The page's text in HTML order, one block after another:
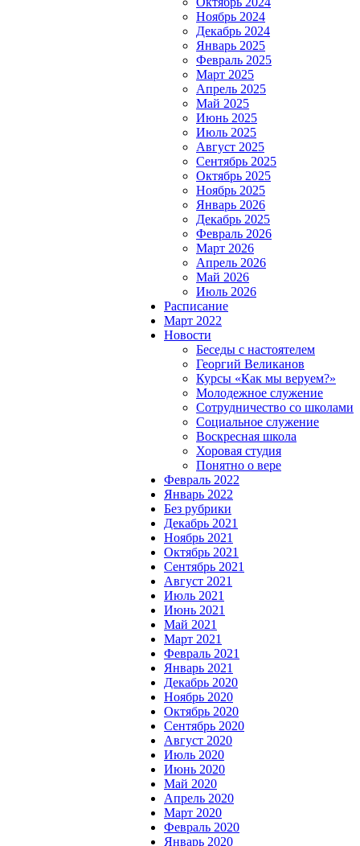
Ноябрь 2024
Декабрь 2024
Январь 2025
Февраль 2025
Март 2025
Апрель 2025
Май 2025
Июнь 2025
Июль 2025
Август 2025
Сентябрь 2025
Октябрь 2025
Ноябрь 2025
Январь 2026
Декабрь 2025
Февраль 2026
Март 2026
Апрель 2026
Май 2026
Июль 2026
Расписание
Март 2022
Новости
Беседы с настоятелем
Георгий Великанов
Курсы «Как мы веруем?»
Молодежное служение
Сотрудничество со школами
Социальное служение
Воскресная школа
Хоровая студия
Понятно о вере
Февраль 2022
Январь 2022
Без рубрики
Декабрь 2021
Ноябрь 2021
Октябрь 2021
Сентябрь 2021
Август 2021
Июль 2021
Июнь 2021
Май 2021
Март 2021
Февраль 2021
Январь 2021
Декабрь 2020
Ноябрь 2020
Октябрь 2020
Сентябрь 2020
Август 2020
Июль 2020
Июнь 2020
Май 2020
Апрель 2020
Март 2020
Февраль 2020
Январь 2020